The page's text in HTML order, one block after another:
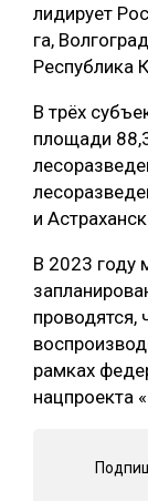
ЛОГИСТИКА
ПРОИЗВОДСТВО
КОМПЛЕКСНАЯ
ЛЕСОПИЛЕНИЕ
ДЕРЕВЯННОЕ
БЕЗОПАСНОЕ
СОРТИРОВКА
СУШКА
МЕБЕЛЬНОЕ
ПОДБОРКИ
лидирует
га,
Республика
В трёх
площади
и
В 2023 году
проводятся,
рамках
нацпроекта